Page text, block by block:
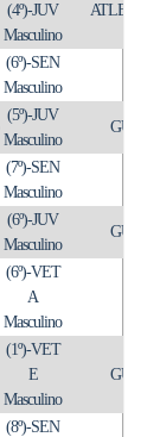
(4º)-JUV
Masculino
(6º)-SEN
Masculino
(5º)-JUV
Masculino
(7º)-SEN
Masculino
(6º)-JUV
Masculino
(6º)-VET
A
Masculino
(1º)-VET
E
Masculino
(8º)-SEN